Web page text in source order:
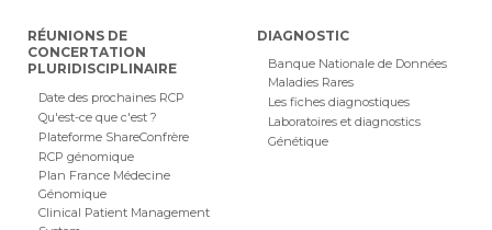
RÉUNIONS DE
CONCERTATION
PLURIDISCIPLINAIRE
Date des prochaines RCP
Qu'est-ce que c'est ?
Plateforme ShareConfrère
RCP génomique
Plan France Médecine
Génomique
Clinical Patient Management
DIAGNOSTIC
Banque Nationale de Données
Maladies Rares
Les fiches diagnostiques
Laboratoires et diagnostics
Génétique